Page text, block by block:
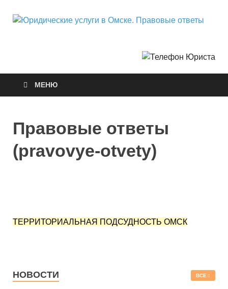
МЕНЮ
Правовые ответы
(pravovye-otvety)
ТЕРРИТОРИАЛЬНАЯ ПОДСУДНОСТЬ ОМСК
НОВОСТИ ВСЕ